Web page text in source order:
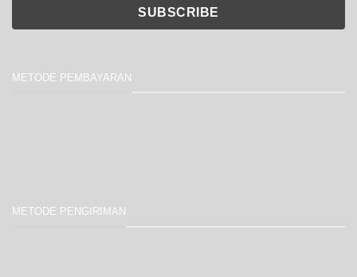
METODE PEMBAYARAN
METODE PENGIRIMAN